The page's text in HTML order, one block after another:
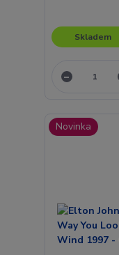
Skladem
Novinka